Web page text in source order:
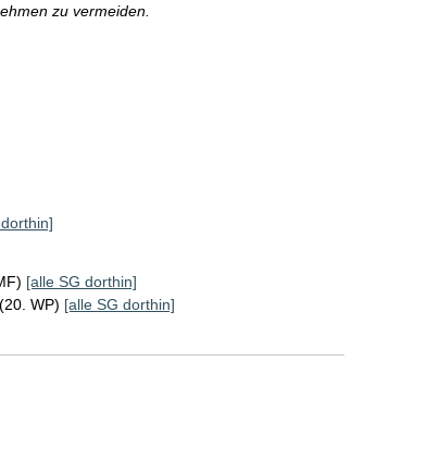
zu vermeiden.
[alle SG dorthin]
WP) [alle SG dorthin]